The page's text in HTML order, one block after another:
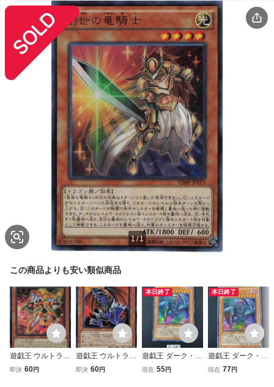
1/1
この商品よりも安い類似商品
遊戯王 ウルトラ
効果モンスター 1
即決 60円
遊戯王 ウルトラ
効果モンスター 1
即決 60円
本日終了
遊戯王 ダーク・シ
ムルグ VJMP ウル
現在 55円
本日終了
遊戯王 ダーク・シ
ムルグ VJMP ウル
現在 77円